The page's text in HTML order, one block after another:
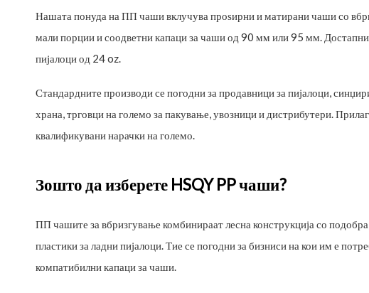
Нашата понуда на ПП чаши вклучува проѕирни и матирани чаши со
мали порции и соодветни капаци за чаши од 90 мм или 95 мм.
пијалоци од 24 oz.
Стандардните производи се погодни за продавници за пијалоци,
храна, трговци на големо за пакување, увозници и дистрибутери.
квалификувани нарачки на големо.
Зошто да изберете HSQY PP чаши?
ПП чашите за вбризгување комбинираат лесна конструкција со
пластики за ладни пијалоци. Тие се погодни за бизниси на кои им е
компатибилни капаци за чаши.